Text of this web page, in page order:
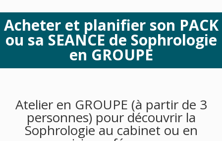
Acheter et planifier son PACK
ou sa SEANCE de Sophrologie
en GROUPE
Atelier en GROUPE (à partir de 3
personnes) pour découvrir la
Sophrologie au cabinet ou en